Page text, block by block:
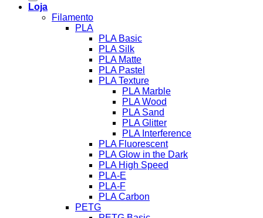
Loja
Filamento
PLA
PLA Basic
PLA Silk
PLA Matte
PLA Pastel
PLA Texture
PLA Marble
PLA Wood
PLA Sand
PLA Glitter
PLA Interference
PLA Fluorescent
PLA Glow in the Dark
PLA High Speed
PLA-E
PLA-F
PLA Carbon
PETG